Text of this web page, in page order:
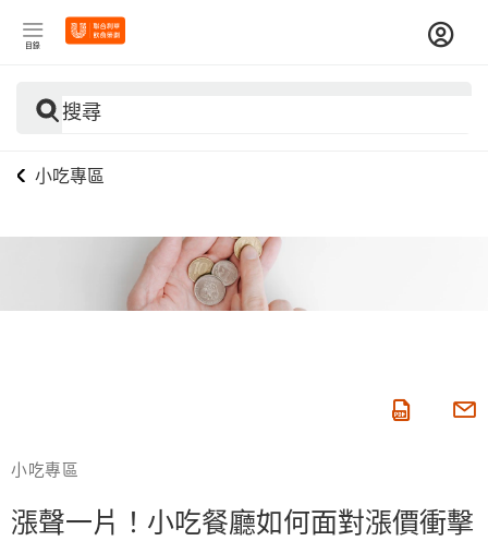
目錄
搜尋
小吃專區
小吃專區
漲聲一片！小吃餐廳如何面對漲價衝擊